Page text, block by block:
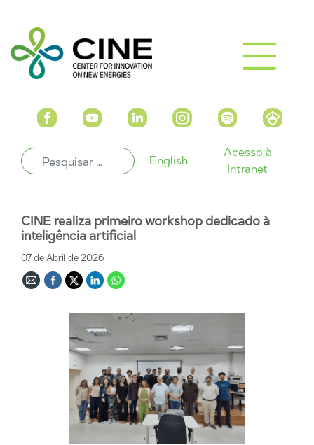
English
Acesso à
Intranet
CINE realiza primeiro workshop dedicado à
inteligência artificial
07 de Abril de 2026